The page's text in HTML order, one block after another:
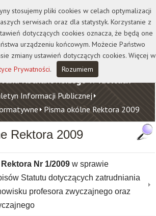
Biblioteka
Wydawnictwo
Kochanowskiego w Kielcach
Informacji Publicznej
Pisma okólne Rektora 2009
Rektora 2009
Nr 1/2009 w sprawie
Statutu dotyczących zatrudniania
profesora zwyczajnego oraz
stosujemy pliki cookies w celach optymalizacji
serwisach oraz dla statystyk. Korzystanie z
dotyczących cookies oznacza, że będą one
urządzeniu końcowym. Możecie Państwo
zmiany ustawień dotyczących cookies. Więcej w
Prywatności. Rozumiem